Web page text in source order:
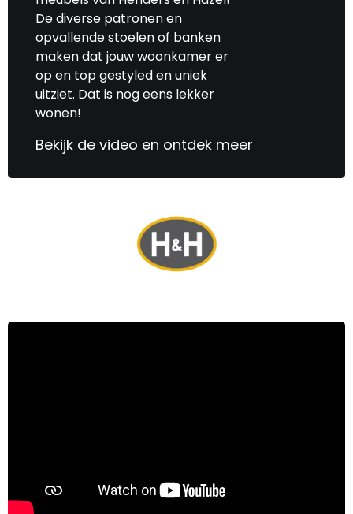
De diverse patronen en
opvallende stoelen of banken
maken dat jouw woonkamer er
op en top gestyled en uniek
uitziet. Dat is nog eens lekker
wonen!
Bekijk de video en ontdek meer